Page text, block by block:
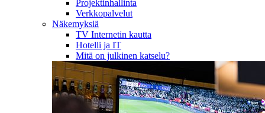
Projektinhallinta
Verkkopalvelut
Näkemyksiä
TV Internetin kautta
Hotelli ja IT
Mitä on julkinen katselu?